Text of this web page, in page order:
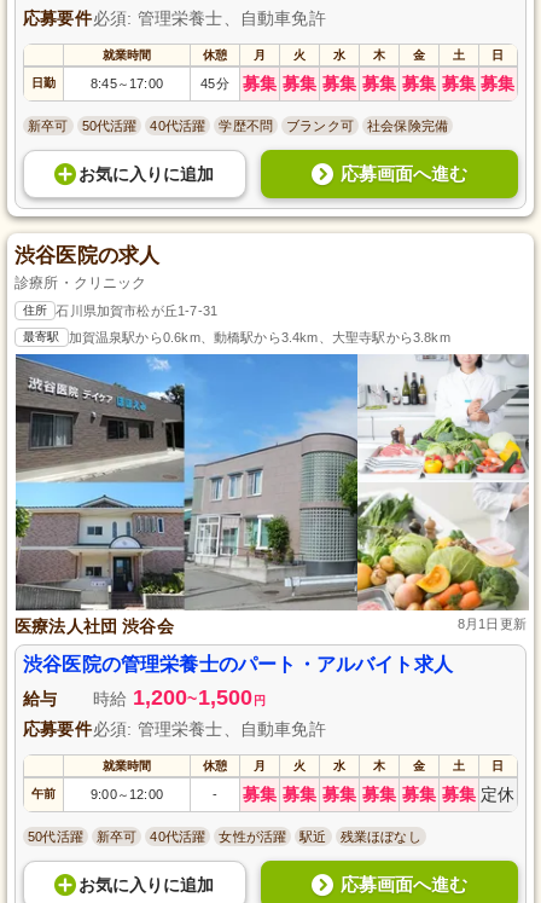
応募要件必須: 管理栄養士、自動車免許
就業時間 休憩 月 火 水 木 金 土 日
日勤 8:45～ 17:00 45分 募集 募集 募集 募集 募集 募集 募集
新卒可 50代活躍 40代活躍 学歴不問 ブランク可 社会保険完備
お気に入り に追加 応募画面へ進む
渋谷医院の求人
診療所・クリニック
住所 石川県加賀市松が丘1-7-31
最寄駅 加賀温泉駅から0.6km、動橋駅から3.4km、大聖寺駅から3.8km
医療法人社団 渋谷会 8月1日更新
渋谷医院の管理栄養士のパート・アルバイト求人
給与 時給 1,200~1,500 円
応募要件必須: 管理栄養士、自動車免許
就業時間 休憩 月 火 水 木 金 土 日
午前 9:00～ 12:00 - 募集 募集 募集 募集 募集 募集 定休
50代活躍 新卒可 40代活躍 女性が活躍 駅近 残業ほぼなし
お気に入り に追加 応募画面へ進む